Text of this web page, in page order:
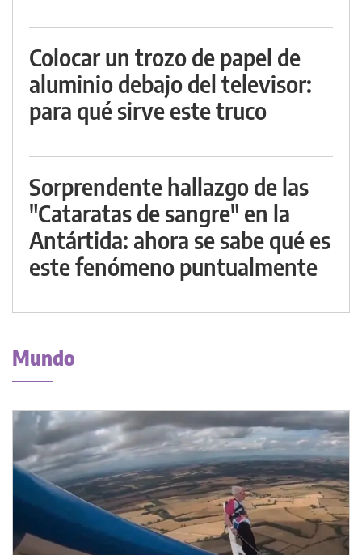
Colocar un trozo de papel de
aluminio debajo del televisor:
para qué sirve este truco
Sorprendente hallazgo de las
"Cataratas de sangre" en la
Antártida: ahora se sabe qué es
este fenómeno puntualmente
Mundo